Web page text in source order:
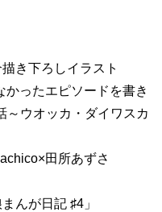
き下ろしイラスト
ったエピソードを書き
～ウオッカ・ダイワスカ
田所あずさ
んが日記 ♯4」